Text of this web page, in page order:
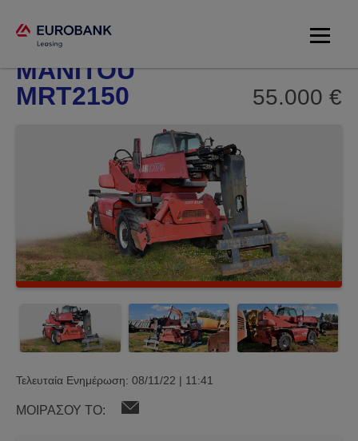
Manitou
ΜΑΝΙΤΟU
MRT2150
55.000 €
Τελευταία Ενημέρωση: 08/11/22 | 11:41
ΜΟΙΡΑΣΟΥ ΤΟ: